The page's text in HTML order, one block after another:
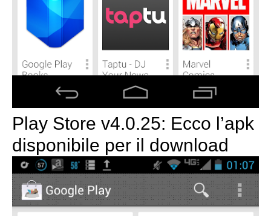
Play Store v4.0.25: Ecco l’apk
disponibile per il download